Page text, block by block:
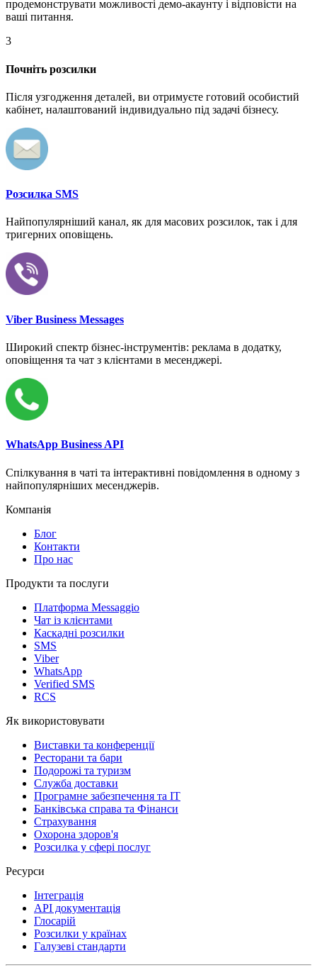
продемонструвати можливості демо-акаунту і відповісти на
ваші питання.
3
Почніть розсилки
Після узгодження деталей, ви отримуєте готовий особистий
кабінет, налаштований індивидуально під задачі бізнесу.
Розсилка SMS
Найпопулярніший канал, як для масових розсилок, так і для
тригерних оповіщень.
Viber Business Messages
Широкий спектр бізнес-інструментів: реклама в додатку,
оповіщення та чат з клієнтами в месенджері.
WhatsApp Business API
Спілкування в чаті та інтерактивні повідомлення в одному з
найпопулярніших месенджерів.
Компанія
Блог
Контакти
Про нас
Продукти та послуги
Платформа Messaggio
Чат із клієнтами
Каскадні розсилки
SMS
Viber
WhatsApp
Verified SMS
RCS
Як використовувати
Виставки та конференції
Ресторани та бари
Подорожі та туризм
Служба доставки
Програмне забезпечення та IT
Банківська справа та Фінанси
Страхування
Охорона здоров'я
Розсилка у сфері послуг
Ресурси
Інтеграція
API документація
Глосарій
Розсилки у країнах
Галузеві стандарти